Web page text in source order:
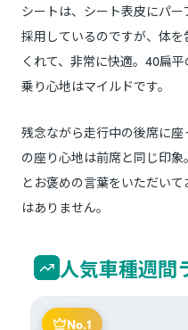
シートは、シート表皮にパ
採用しているのですが、体
くれて、非常に快適。40扁
乗り心地はマイルドです。
残念ながら走行中の後席に
の座り心地は前席と同じ印象
とお褒めの言葉をいただい
はありません。